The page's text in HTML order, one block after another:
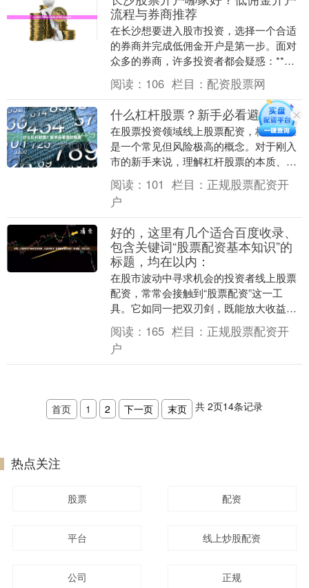
流程与券商推荐
在长沙想要进入股市投资，选择一个合适
的券商并完成低佣金开户是第一步。面对
众多的券商，许多投资者都会疑惑：**长
沙股票开户哪家好？** 本文将为您详细解
析低佣金开....
阅读： 106 栏目： 配资股票网
什么杠杆股票？新手必看避坑指南
在股票投资领域线上股票配资，杠杆股票
是一个常见但风险极高的概念。对于刚入
市的新手来说，理解杠杆股票的本质、运
作方式以及潜在风险至关重要。本文将为
你详细解析杠杆股....
阅读： 101 栏目： 正规股票配资开
户
好的，这里有几个适合百度收录、
包含关键词“股票配资基本知识”的
标题，均在以内：
在股市波动中寻求机会的投资者线上股票
配资，常常会接触到“股票配资”这一工
具。它如同一把双刃剑，既能放大收益，
也可能加剧风险。理解股票配资基本知
识，是每一位考虑使....
阅读： 165 栏目： 正规股票配资开
户
首页 1 2 下一页 末页 共 2页14条记录
热点关注
股票 配资
平台 线上炒股配资
公司 正规